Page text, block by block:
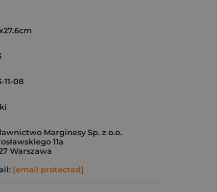
11-08
Marginesy Sp. z o.o.
11a
Warszawa
[email protected]